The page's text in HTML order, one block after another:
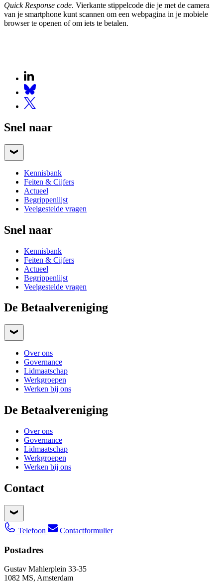
Quick Response code. Vierkante stippelcode die je met de camera
van je smartphone kunt scannen om een webpagina in je mobiele
browser te openen of om iets te betalen.
Snel naar
Kennisbank
Feiten & Cijfers
Actueel
Begrippenlijst
Veelgestelde vragen
Snel naar
Kennisbank
Feiten & Cijfers
Actueel
Begrippenlijst
Veelgestelde vragen
De Betaalvereniging
Over ons
Governance
Lidmaatschap
Werkgroepen
Werken bij ons
De Betaalvereniging
Over ons
Governance
Lidmaatschap
Werkgroepen
Werken bij ons
Contact
Telefoon Contactformulier
Postadres
Gustav Mahlerplein 33-35
1082 MS, Amsterdam